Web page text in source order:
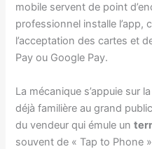
mobile servent de point
professionnel installe l’app,
l’acceptation des cartes et
Pay ou Google Pay.
La mécanique s’appuie sur
déjà familière au grand
du vendeur qui émule un
souvent de « Tap to Phone